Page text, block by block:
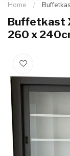
Home /
Buffetkast
260 x